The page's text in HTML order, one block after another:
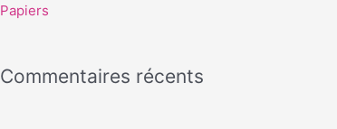
r
:
Papiers
Commentaires récents